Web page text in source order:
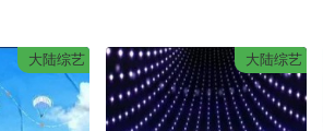
大陆综艺 大陆综艺